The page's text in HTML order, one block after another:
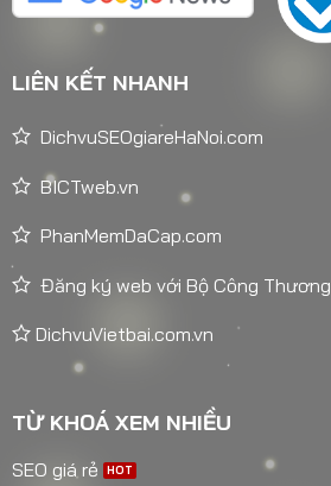
LIÊN KẾT NHANH
DichvuSEOgiareHaNoi.com
BICTweb.vn
PhanMemDaCap.com
Đăng ký web với Bộ Công Thương
DichvuVietbai.com.vn
TỪ KHOÁ XEM NHIỀU
SEO giá rẻ